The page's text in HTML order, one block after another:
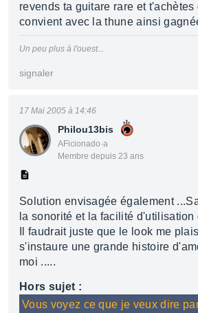
revends ta guitare rare et
convient avec la thune ainsi
Un peu plus à l'ouest...
signaler
Philou13bis
AFicionado·a
Membre depuis 23 ans
17 Mai 2005 à 14:46
Solution envisagée également
la sonorité et la facilité d'utilisation
Il faudrait juste que le look me
s'instaure une grande histoire
moi .....
Hors sujet :
Vous voyez ce que je veux dire